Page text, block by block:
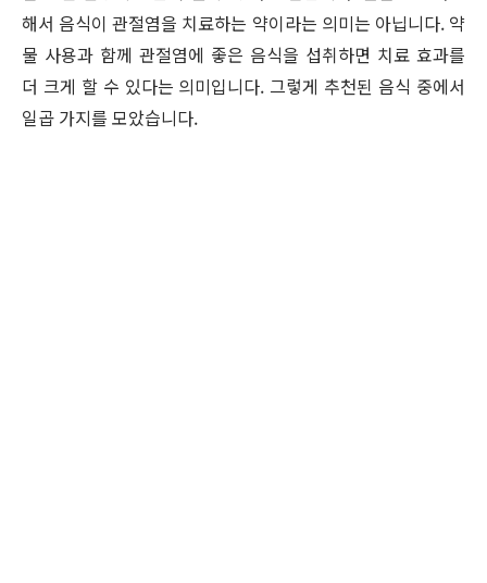
해서 음식이 관절염을 치료하는 약이라는 의미는 아닙니다. 약
물 사용과 함께 관절염에 좋은 음식을 섭취하면 치료 효과를
더 크게 할 수 있다는 의미입니다. 그렇게 추천된 음식 중에서
일곱 가지를 모았습니다.